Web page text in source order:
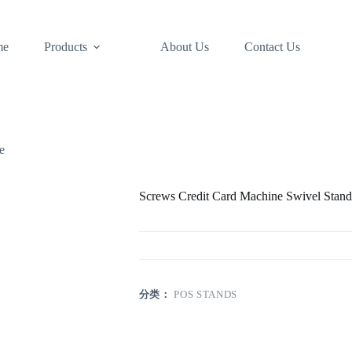
Products About Us Contact Us
Screws Credit Card Machine Swivel
分类：POS STANDS